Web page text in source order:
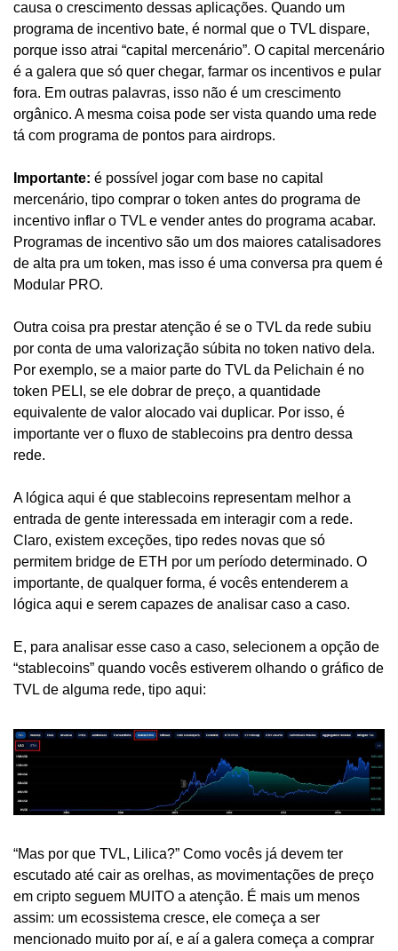
causa o crescimento dessas aplicações. Quando um
programa de incentivo bate, é normal que o TVL dispare,
porque isso atrai “capital mercenário”. O capital mercenário
é a galera que só quer chegar, farmar os incentivos e pular
fora. Em outras palavras, isso não é um crescimento
orgânico. A mesma coisa pode ser vista quando uma rede
tá com programa de pontos para airdrops.
Importante: é possível jogar com base no capital
mercenário, tipo comprar o token antes do programa de
incentivo inflar o TVL e vender antes do programa acabar.
Programas de incentivo são um dos maiores catalisadores
de alta pra um token, mas isso é uma conversa pra quem é
Modular PRO.
Outra coisa pra prestar atenção é se o TVL da rede subiu
por conta de uma valorização súbita no token nativo dela.
Por exemplo, se a maior parte do TVL da Pelichain é no
token PELI, se ele dobrar de preço, a quantidade
equivalente de valor alocado vai duplicar. Por isso, é
importante ver o fluxo de stablecoins pra dentro dessa
rede.
A lógica aqui é que stablecoins representam melhor a
entrada de gente interessada em interagir com a rede.
Claro, existem exceções, tipo redes novas que só
permitem bridge de ETH por um período determinado. O
importante, de qualquer forma, é vocês entenderem a
lógica aqui e serem capazes de analisar caso a caso.
E, para analisar esse caso a caso, selecionem a opção de
“stablecoins” quando vocês estiverem olhando o gráfico de
TVL de alguma rede, tipo aqui:
“Mas por que TVL, Lilica?” Como vocês já devem ter
escutado até cair as orelhas, as movimentações de preço
em cripto seguem MUITO a atenção. É mais um menos
assim: um ecossistema cresce, ele começa a ser
mencionado muito por aí, e aí a galera começa a comprar